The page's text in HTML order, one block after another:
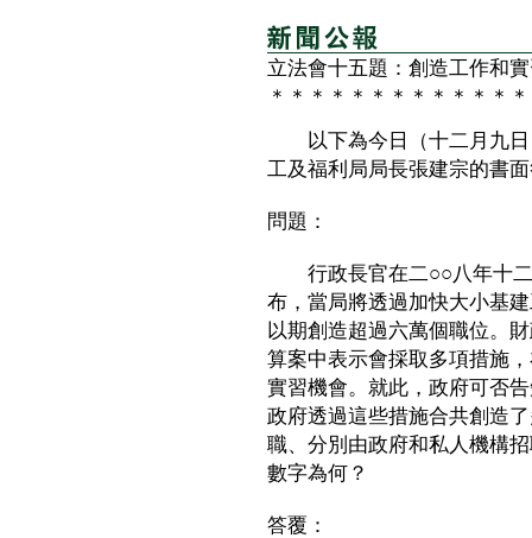
立法會十五題：創造工作和
＊＊＊＊＊＊＊＊＊＊＊＊
以下為今日（十二月九日
工及福利局局長張建宗的書
問題：
行政長官在二○○八年十二
布，當局將透過加快大小基
以期創造超過六萬個職位。
算案中表示會採取多項措施
實習機會。就此，政府可否
政府透過這些措施合共創造
職、分別由政府和私人機構
數字為何？
答覆：